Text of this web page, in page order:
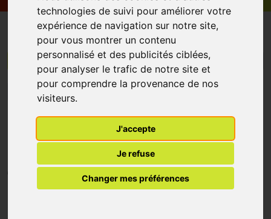
technologies de suivi pour améliorer votre
expérience de navigation sur notre site,
pour vous montrer un contenu
personnalisé et des publicités ciblées,
pour analyser le trafic de notre site et
pour comprendre la provenance de nos
visiteurs.
J'accepte
Je refuse
Changer mes préférences
Contour des Yeux
Menu/Filtres